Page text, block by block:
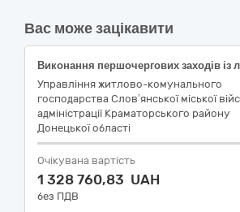
Вас може зацікавити
Управління житлово-комунального
господарства Слов’янської міської
адміністрації Краматорського району
Донецької області
Очікувана вартість
1 328 760,83 UAH
без ПДВ